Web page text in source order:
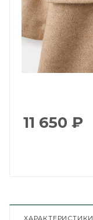
11 650 ₽
ХАРАКТЕРИСТИКИ